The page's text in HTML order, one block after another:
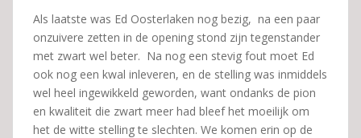
Als laatste was Ed Oosterlaken nog bezig, na een paar
onzuivere zetten in de opening stond zijn tegenstander
met zwart wel beter. Na nog een stevig fout moet Ed
ook nog een kwal inleveren, en de stelling was inmiddels
wel heel ingewikkeld geworden, want ondanks de pion
en kwaliteit die zwart meer had bleef het moeilijk om
het de witte stelling te slechten. We komen erin op de